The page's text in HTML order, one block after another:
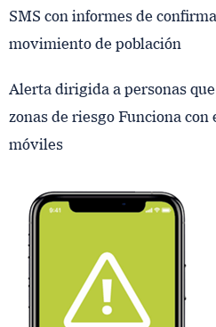
SMS con informes de
movimiento de población
Alerta dirigida a personas
zonas de riesgo Funciona
móviles